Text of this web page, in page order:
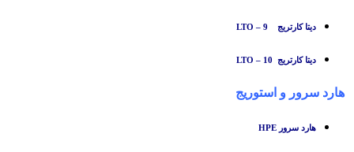
دیتا کارتریج LTO – 9
دیتا کارتریج LTO – 10
هارد سرور و استوریج
هارد سرور HPE